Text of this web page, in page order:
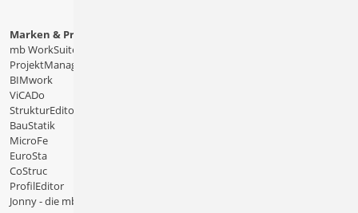
Marken & Produkte
mb WorkSuite
ProjektManager
BIMwork
ViCADo
StrukturEditor
BauStatik
MicroFe
EuroSta
CoStruc
ProfilEditor
Jonny - die mb-App